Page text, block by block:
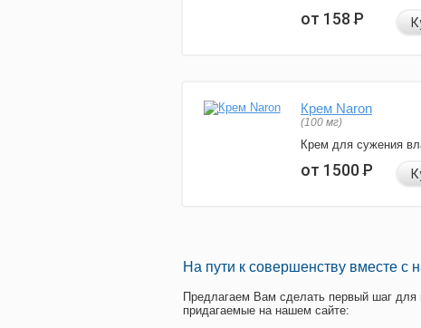
от 158Р
Крем Naron
(100 мг)
Крем для сужения
от 1500Р
На пути к совершенству вместе с
Предлагаем Вам сделать первый шаг для
придагаемые на нашем сайте: